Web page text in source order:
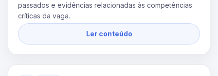
passados e evidências relacionadas às competências
críticas da vaga.
Ler conteúdo